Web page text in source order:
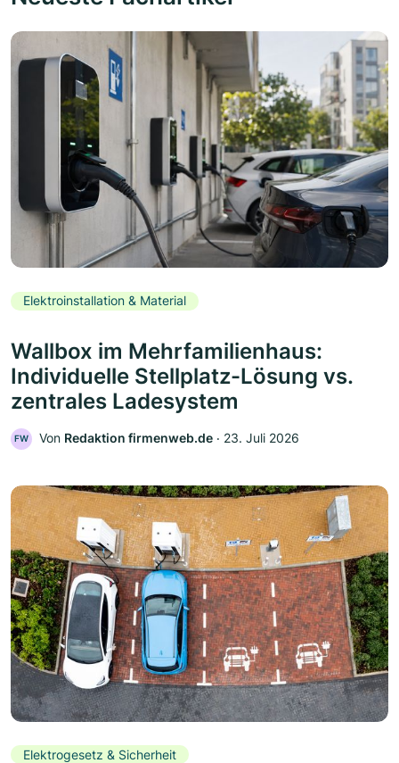
Elektroinstallation & Material
Wallbox im Mehrfamilienhaus:
Individuelle Stellplatz-Lösung vs.
zentrales Ladesystem
FW Von Redaktion firmenweb.de ‧ 23. Juli 2026
Elektrogesetz & Sicherheit